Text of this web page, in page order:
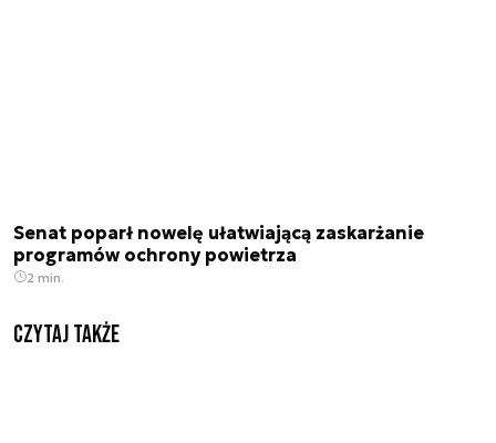
Senat poparł nowelę ułatwiającą zaskarżanie
programów ochrony powietrza
2 min.
Czytaj także